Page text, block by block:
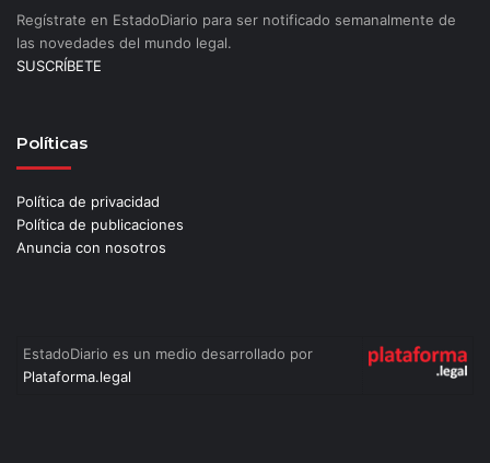
Regístrate en EstadoDiario para ser notificado semanalmente de
las novedades del mundo legal.
SUSCRÍBETE
Políticas
Política de privacidad
Política de publicaciones
Anuncia con nosotros
EstadoDiario es un medio desarrollado por
Plataforma.legal